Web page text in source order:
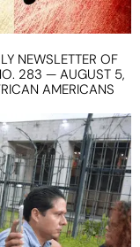
NEWSLETTER OF
283 — AUGUST 5,
AMERICANS